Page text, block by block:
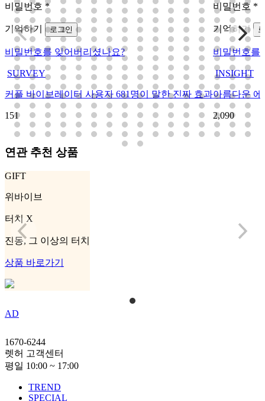
비밀번호 *
기억하기 로그인
비밀번호를 잊어버리셨나요?
SURVEY
커플 바이브레이터 사용자 681명이 말한 진짜 효과
151
비밀번호 *
기억하기
비밀번호를
INSIGHT
아름다운
2,090
연관 추천 상품
GIFT
위바이브
터치 X
진동, 그 이상의 터치
상품 바로가기
AD
1670-6244
렛허 고객센터
평일 10:00 ~ 17:00
TREND
SPECIAL